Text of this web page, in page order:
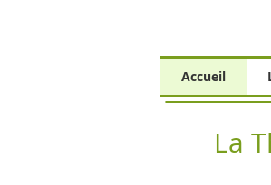
Accueil
La